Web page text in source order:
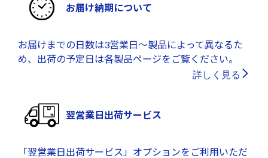
お届け納期について
お届けまでの日数は3営業日～製品によって異なるた
め、出荷の予定日は各製品ページをご覧ください。
詳しく見る
翌営業日出荷サービス
「翌営業日出荷サービス」オプションをご利用いただ